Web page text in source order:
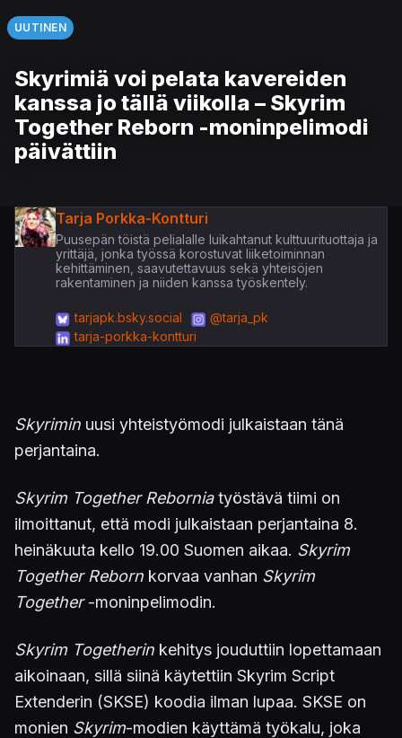
UUTINEN
Skyrimiä voi pelata kavereiden
kanssa jo tällä viikolla – Skyrim
Together Reborn -moninpelimodi
päivättiin
Tarja Porkka-Kontturi
Puusepän töistä pelialalle luikahtanut kulttuurituottaja ja
yrittäjä, jonka työssä korostuvat liiketoiminnan
kehittäminen, saavutettavuus sekä yhteisöjen
rakentaminen ja niiden kanssa työskentely.
tarjapk.bsky.social
@tarja_pk
tarja-porkka-kontturi
Skyrimin uusi yhteistyömodi julkaistaan tänä
perjantaina.
Skyrim Together Reborniatyöstävä tiimi on
ilmoittanut, että modi julkaistaan perjantaina 8.
heinäkuuta kello 19.00 Suomen aikaa. Skyrim
Together Reborn korvaa vanhan Skyrim
Together-moninpelimodin.
Skyrim Togetherin kehitys jouduttiin lopettamaan
aikoinaan, sillä siinä käytettiin Skyrim Script
Extenderin (SKSE) koodia ilman lupaa. SKSE on
monien Skyrim-modien käyttämä työkalu, joka